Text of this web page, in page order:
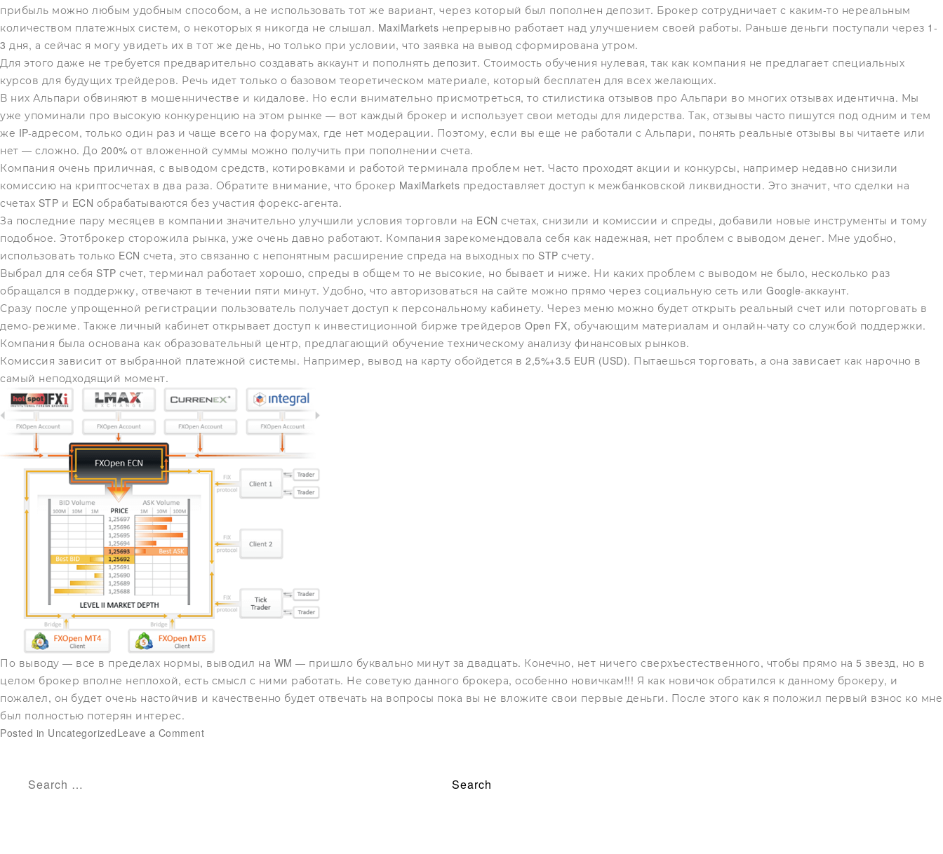
прибыль можно любым удобным способом, а не использовать тот же вариант, через который был пополнен депозит. Брокер сотрудничает с каким-то нереальным
количеством платежных систем, о некоторых я никогда не слышал. MaxiMarkets непрерывно работает над улучшением своей работы. Раньше деньги поступали через 1-
3 дня, а сейчас я могу увидеть их в тот же день, но только при условии, что заявка на вывод сформирована утром.
Для этого даже не требуется предварительно создавать аккаунт и пополнять депозит. Стоимость обучения нулевая, так как компания не предлагает специальных
курсов для будущих трейдеров. Речь идет только о базовом теоретическом материале, который бесплатен для всех желающих.
В них Альпари обвиняют в мошенничестве и кидалове. Но если внимательно присмотреться, то стилистика отзывов про Альпари во многих отзывах идентична. Мы
уже упоминали про высокую конкуренцию на этом рынке — вот каждый брокер и использует свои методы для лидерства. Так, отзывы часто пишутся под одним и тем
же IP-адресом, только один раз и чаще всего на форумах, где нет модерации. Поэтому, если вы еще не работали с Альпари, понять реальные отзывы вы читаете или
нет — сложно. До 200% от вложенной суммы можно получить при пополнении счета.
Компания очень приличная, с выводом средств, котировками и работой терминала проблем нет. Часто проходят акции и конкурсы, например недавно снизили
комиссию на криптосчетах в два раза. Обратите внимание, что брокер MaxiMarkets предоставляет доступ к межбанковской ликвидности. Это значит, что сделки на
счетах STP и ECN обрабатываются без участия форекс-агента.
За последние пару месяцев в компании значительно улучшили условия торговли на ECN счетах, снизили и комиссии и спреды, добавили новые инструменты и тому
подобное. Этотброкер сторожила рынка, уже очень давно работают. Компания зарекомендовала себя как надежная, нет проблем с выводом денег. Мне удобно,
использовать только ECN счета, это связанно с непонятным расширение спреда на выходных по STP счету.
Выбрал для себя STP счет, терминал работает хорошо, спреды в общем то не высокие, но бывает и ниже. Ни каких проблем с выводом не было, несколько раз
обращался в поддержку, отвечают в течении пяти минут. Удобно, что авторизоваться на сайте можно прямо через социальную сеть или Google-аккаунт.
Сразу после упрощенной регистрации пользователь получает доступ к персональному кабинету. Через меню можно будет открыть реальный счет или поторговать в
демо-режиме. Также личный кабинет открывает доступ к инвестиционной бирже трейдеров Open FX, обучающим материалам и онлайн-чату со службой поддержки.
Компания была основана как образовательный центр, предлагающий обучение техническому анализу финансовых рынков.
Комиссия зависит от выбранной платежной системы. Например, вывод на карту обойдется в 2,5%+3.5 EUR (USD). Пытаешься торговать, а она зависает как нарочно в
самый неподходящий момент.
По выводу — все в пределах нормы, выводил на WM — пришло буквально минут за двадцать. Конечно, нет ничего сверхъестественного, чтобы прямо на 5 звезд, но в
целом брокер вполне неплохой, есть смысл с ними работать. Не советую данного брокера, особенно новичкам!!! Я как новичок обратился к данному брокеру, и
пожалел, он будет очень настойчив и качественно будет отвечать на вопросы пока вы не вложите свои первые деньги. После этого как я положил первый взнос ко мне
был полностью потерян интерес.
Posted in UncategorizedLeave a Commenton
Search